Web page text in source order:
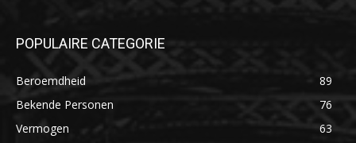
POPULAIRE CATEGORIE
Beroemdheid
89
Bekende Personen
76
Vermogen
63